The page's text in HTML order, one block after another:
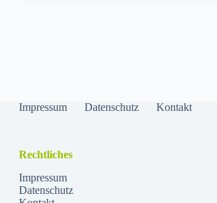
Impressum Datenschutz Kontakt
Rechtliches
Impressum
Datenschutz